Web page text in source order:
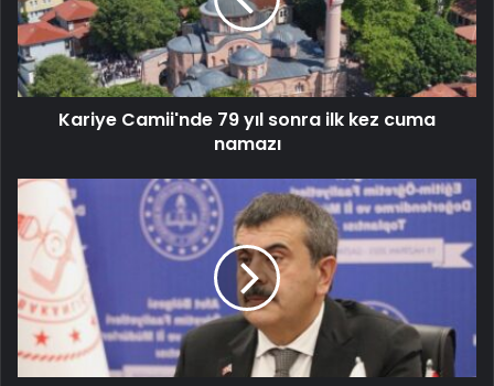
Kariye Camii'nde 79 yıl sonra ilk kez cuma
namazı